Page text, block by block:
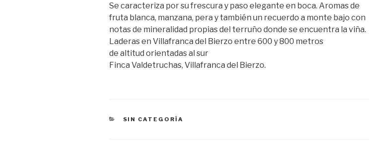
Se caracteriza por su frescura y paso elegante en boca. Aromas de
fruta blanca, manzana, pera y también un recuerdo a monte bajo con
notas de mineralidad propias del terruño donde se encuentra la viña.
Laderas en Villafranca del Bierzo entre 600 y 800 metros
de altitud orientadas al sur
Finca Valdetruchas, Villafranca del Bierzo.
CATEGORÍAS
SIN CATEGORÍA